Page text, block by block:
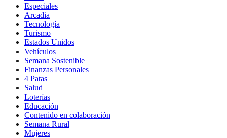
Especiales
Arcadia
Tecnología
Turismo
Estados Unidos
Vehículos
Semana Sostenible
Finanzas Personales
4 Patas
Salud
Loterías
Educación
Contenido en colaboración
Semana Rural
Mujeres